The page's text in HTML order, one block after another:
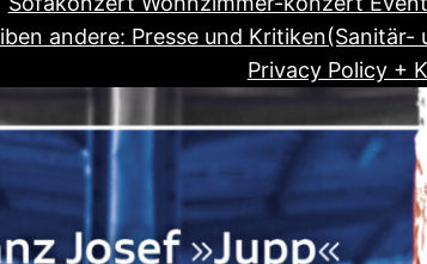
andere: Presse und Kritiken(Sanitär-
Privacy Policy +